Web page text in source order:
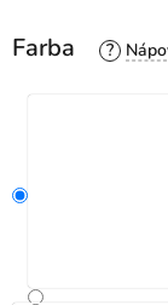
Farba ?